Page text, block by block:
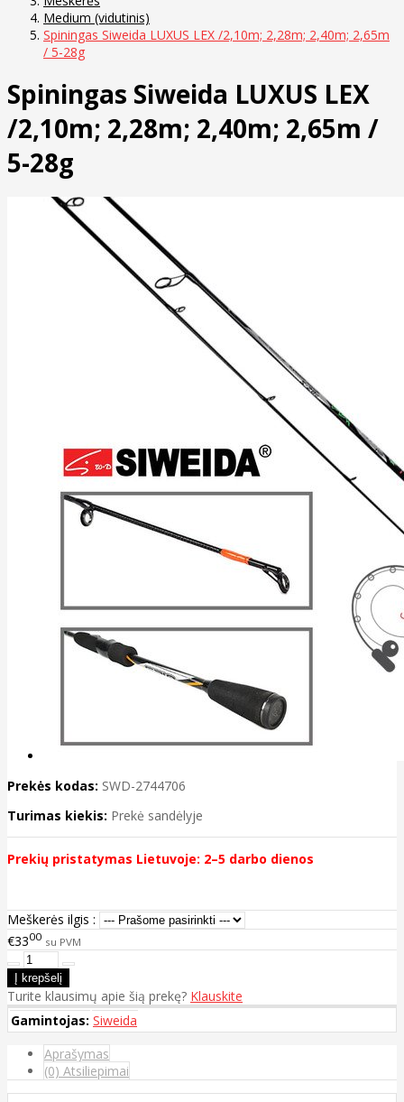
Medium (vidutinis)
Spiningas Siweida LUXUS LEX /2,10m; 2,28m; 2,40m; 2,65m
/ 5-28g
Spiningas Siweida LUXUS LEX
/2,10m; 2,28m; 2,40m; 2,65m /
5-28g
Prekės kodas: SWD-2744706
Turimas kiekis: Prekė sandėlyje
Prekių pristatymas Lietuvoje: 2–5 darbo dienos
Meškerės ilgis :
€3300 su PVM
Turite klausimų apie šią prekę? Klauskite
Gamintojas: Siweida
Aprašymas
(0) Atsiliepimai